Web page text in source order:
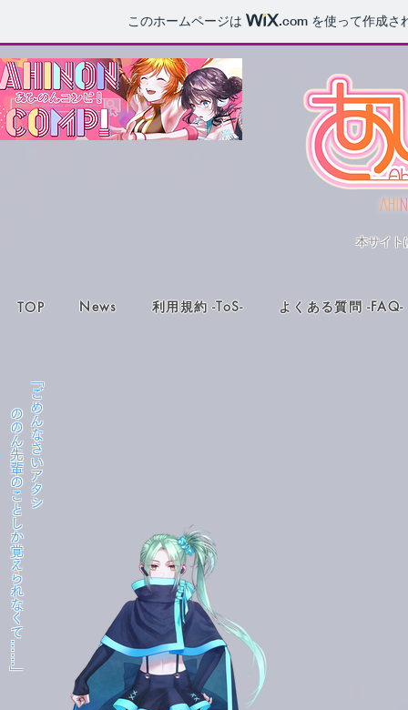
このホームページは .comを使って作成さ
AHI
本サイト
TOP News 利用規約 -ToS- よくある質問 -FAQ-
｢ごめんなさいアタシ​
ののん先輩のことしか覚えられなくて……｣